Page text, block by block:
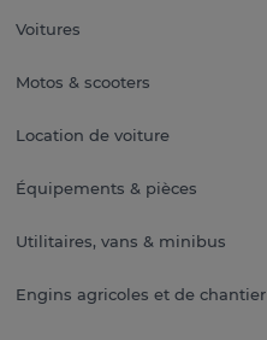
Voitures
Motos & scooters
Location de voiture
Équipements & pièces
Utilitaires, vans & minibus
Engins agricoles et de chantier